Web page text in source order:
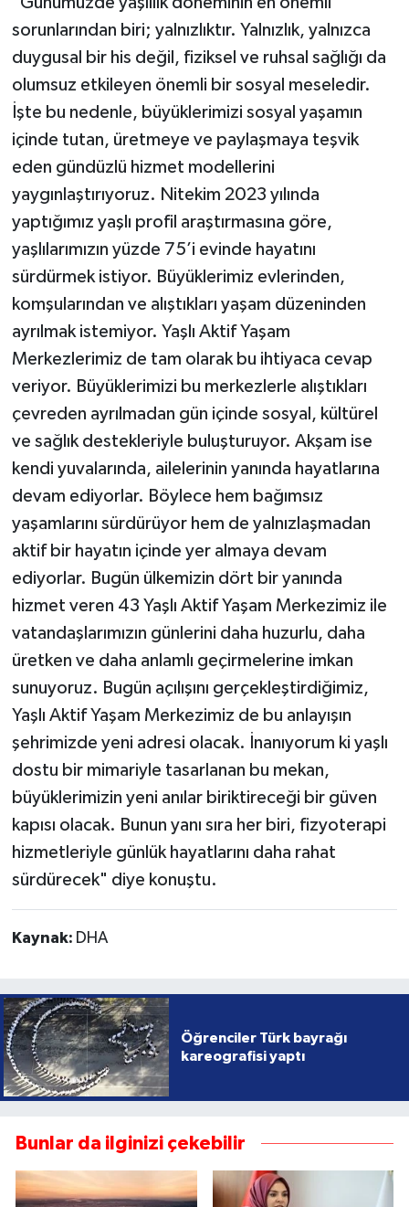
sorunlarından biri; yalnızlıktır. Yalnızlık, yalnızca
duygusal bir his değil, fiziksel ve ruhsal sağlığı da
olumsuz etkileyen önemli bir sosyal meseledir.
İşte bu nedenle, büyüklerimizi sosyal yaşamın
içinde tutan, üretmeye ve paylaşmaya teşvik
eden gündüzlü hizmet modellerini
yaygınlaştırıyoruz. Nitekim 2023 yılında
yaptığımız yaşlı profil araştırmasına göre,
yaşlılarımızın yüzde 75’i evinde hayatını
sürdürmek istiyor. Büyüklerimiz evlerinden,
komşularından ve alıştıkları yaşam düzeninden
ayrılmak istemiyor. Yaşlı Aktif Yaşam
Merkezlerimiz de tam olarak bu ihtiyaca cevap
veriyor. Büyüklerimizi bu merkezlerle alıştıkları
çevreden ayrılmadan gün içinde sosyal, kültürel
ve sağlık destekleriyle buluşturuyor. Akşam ise
kendi yuvalarında, ailelerinin yanında hayatlarına
devam ediyorlar. Böylece hem bağımsız
yaşamlarını sürdürüyor hem de yalnızlaşmadan
aktif bir hayatın içinde yer almaya devam
ediyorlar. Bugün ülkemizin dört bir yanında
hizmet veren 43 Yaşlı Aktif Yaşam Merkezimiz ile
vatandaşlarımızın günlerini daha huzurlu, daha
üretken ve daha anlamlı geçirmelerine imkan
sunuyoruz. Bugün açılışını gerçekleştirdiğimiz,
Yaşlı Aktif Yaşam Merkezimiz de bu anlayışın
şehrimizde yeni adresi olacak. İnanıyorum ki yaşlı
dostu bir mimariyle tasarlanan bu mekan,
büyüklerimizin yeni anılar biriktireceği bir güven
kapısı olacak. Bunun yanı sıra her biri, fizyoterapi
hizmetleriyle günlük hayatlarını daha rahat
sürdürecek" diye konuştu.
Kaynak: DHA
Öğrenciler Türk bayrağı
kareografisi yaptı
Bunlar da ilginizi çekebilir